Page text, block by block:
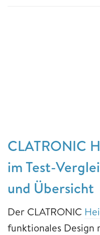
CLATRONIC
im Test-
und Übersicht
Der CLATRONIC
funktionales Design